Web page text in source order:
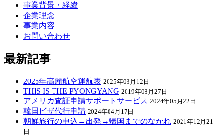
事業背景・経緯
企業理念
事業内容
お問い合わせ
最新記事
2025年高麗航空運航表 2025年03月12日
THIS IS THE PYONGYANG 2019年08月27日
アメリカ査証申請サポートサービス 2024年05月22日
韓国ビザ代行申請 2024年04月17日
朝鮮旅行の申込→出発→帰国までのながれ 2021年12月21
日